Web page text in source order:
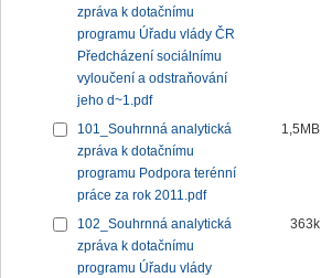
zpráva k dotačnímu
programu Úřadu vlády ČR
Předcházení sociálnímu
vyloučení a odstraňování
jeho d~1.pdf
101_Souhrnná analytická
zpráva k dotačnímu
programu Podpora terénní
práce za rok 2011.pdf
1,5MB
102_Souhrnná analytická
zpráva k dotačnímu
programu Úřadu vlády
363k